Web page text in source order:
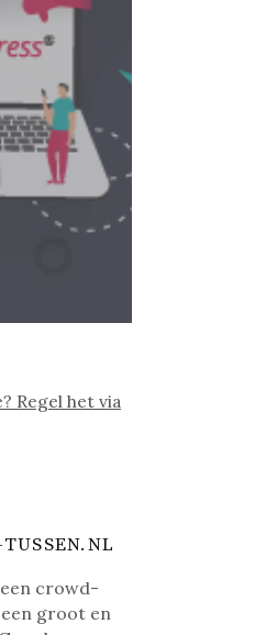
Regel het via
crowd-
groot en